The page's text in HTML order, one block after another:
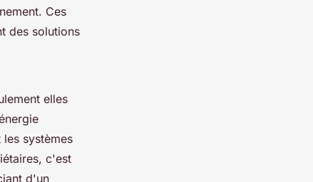
Ces
des solutions
elles
les systèmes
c'est
d'un